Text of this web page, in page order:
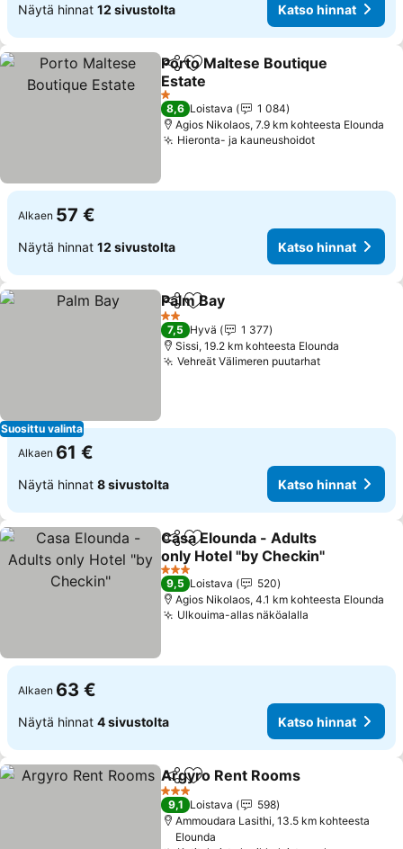
Näytä hinnat 12 sivustolta Katso hinnat
Jaa Lisää suosikkeihin
Porto Maltese Boutique
Estate
1 Tähtiluokitus
8,6 Loistava
1 084
Agios Nikolaos, 7.9 km kohteesta Elounda
Hieronta- ja kauneushoidot
Alkaen 57 €
Näytä hinnat 12 sivustolta Katso hinnat
Suosittu valinta
Jaa Lisää suosikkeihin
Palm Bay
2 Tähtiluokitus
7,5 Hyvä
1 377
Sissi, 19.2 km kohteesta Elounda
Vehreät Välimeren puutarhat
Alkaen 61 €
Näytä hinnat 8 sivustolta Katso hinnat
Jaa Lisää suosikkeihin
Casa Elounda - Adults
only Hotel "by Checkin"
3 Tähtiluokitus
9,5 Loistava
520
Agios Nikolaos, 4.1 km kohteesta Elounda
Ulkouima-allas näköalalla
Alkaen 63 €
Näytä hinnat 4 sivustolta Katso hinnat
Jaa Lisää suosikkeihin
Argyro Rent Rooms
3 Tähtiluokitus
9,1 Loistava
598
Ammoudara Lasithi, 13.5 km kohteesta
Elounda